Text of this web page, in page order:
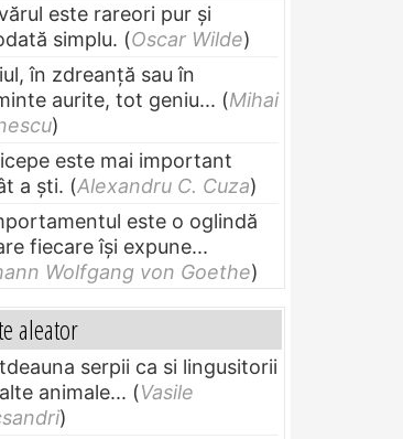
este rareori pur și
simplu. (Oscar Wilde)
în zdreanţă sau în
aurite, tot geniu... (Mihai
)
este mai important
a ști. (Alexandru C. Cuza)
este o oglindă
fiecare își expune...
Wolfgang von Goethe)
aleator
serpii ca si lingusitorii
animale... (Vasile
)